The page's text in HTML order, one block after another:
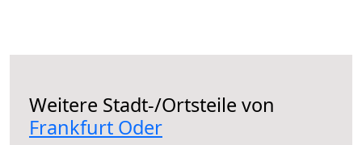
Weitere Stadt-/Ortsteile von
Frankfurt Oder